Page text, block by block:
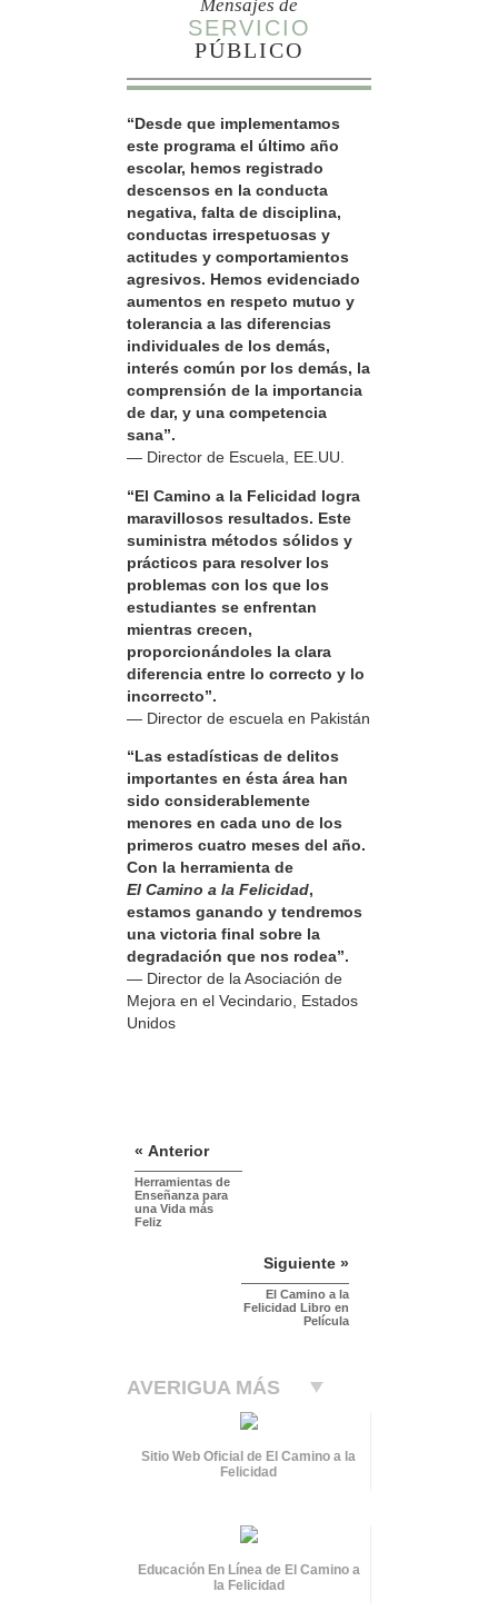
Mensajes de
SERVICIO
PÚBLICO
“Desde que implementamos
este programa el último año
escolar, hemos registrado
descensos en la conducta
negativa, falta de disciplina,
conductas irrespetuosas y
actitudes y comportamientos
agresivos. Hemos evidenciado
aumentos en respeto mutuo y
tolerancia a las diferencias
individuales de los demás,
interés común por los demás, la
comprensión de la importancia
de dar, y una competencia
sana”.
— Director de Escuela, EE.UU.
“El Camino a la Felicidad logra
maravillosos resultados. Este
suministra métodos sólidos y
prácticos para resolver los
problemas con los que los
estudiantes se enfrentan
mientras crecen,
proporcionándoles la clara
diferencia entre lo correcto y lo
incorrecto”.
— Director de escuela en Pakistán
“Las estadísticas de delitos
importantes en ésta área han
sido considerablemente
menores en cada uno de los
primeros cuatro meses del año.
Con la herramienta de
El Camino a la Felicidad,
estamos ganando y tendremos
una victoria final sobre la
degradación que nos rodea”.
— Director de la Asociación de
Mejora en el Vecindario, Estados
Unidos
« Anterior
Herramientas de
Enseñanza para
una Vida más
Feliz
Siguiente »
El Camino a la
Felicidad Libro en
Película
AVERIGUA MÁS
Sitio Web Oficial de El Camino a la
Felicidad
Educación En Línea de El Camino a
la Felicidad